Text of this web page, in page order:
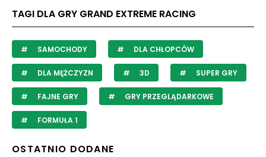
TAGI DLA GRY GRAND EXTREME RACING
SAMOCHODY DLA CHŁOPCÓW
DLA MĘŻCZYZN 3D SUPER GRY
FAJNE GRY GRY PRZEGLĄDARKOWE
FORMUŁA 1
OSTATNIO DODANE